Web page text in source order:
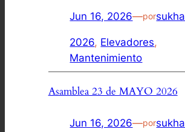
Jun 16, 2026—porsukha
2026, Elevadores
Mantenimiento
Asamblea 23 de MAYO 2026
Jun 16, 2026—porsukha